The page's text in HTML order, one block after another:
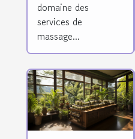
domaine des
services de
massage...